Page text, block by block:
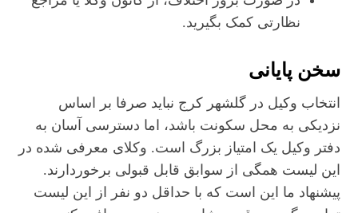
نظارتی کمک بگیرید.
سخن پایانی
انتخاب وکیل در گلشهر کرج نباید صرفا بر اساس
نزدیکی به محل سکونت باشد، اما دسترسی آسان به
دفتر وکیل یک امتیاز بزرگ است. وکلای معرفی شده در
این لیست همگی از سوابق قابل قبولی برخوردارند.
پیشنهاد ما این است که با حداقل دو نفر از این لیست